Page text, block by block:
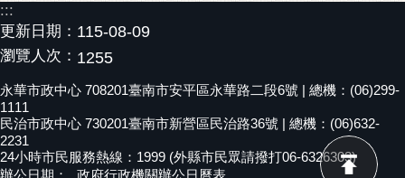
:::
更新日期： 115-08-09
瀏覽人次： 1255
永華市政中心 708201臺南市安平區永華路二段6號 | 總機：(06)299-
1111
民治市政中心 730201臺南市新營區民治路36號 | 總機：(06)632-
2231
24小時市民服務熱線：1999 (外縣市民眾請撥打06-6326303)
辦公日期：
政府行政機關辦公日曆表